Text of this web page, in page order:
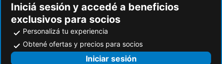
Iniciá sesión y accedé a beneficios
exclusivos para socios
Personalizá tu experiencia
Obtené ofertas y precios para socios
Iniciar sesión